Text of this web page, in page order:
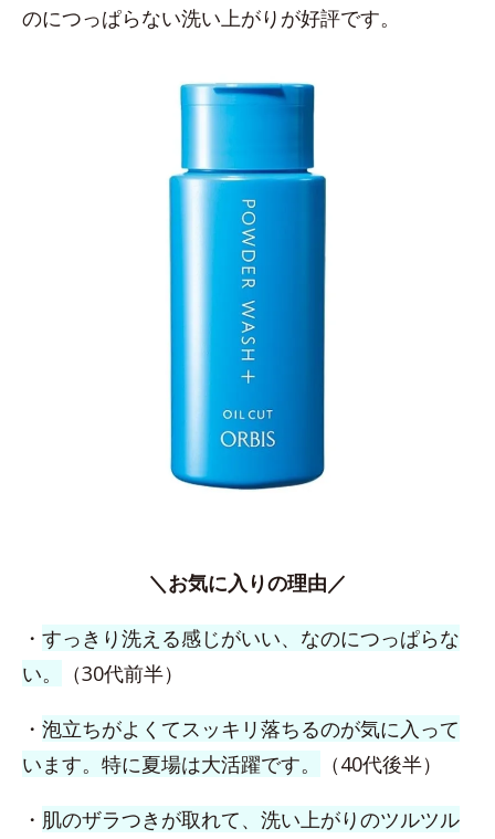
のにつっぱらない洗い上がりが好評です。
＼お気に入りの理由／
・ すっきり洗える感じがいい、なのにつっぱらな
い。
（30代前半）
・ 泡立ちがよくてスッキリ落ちるのが気に入って
います。特に夏場は大活躍です。
（40代後半）
・ 肌のザラつきが取れて、洗い上がりのツルツル